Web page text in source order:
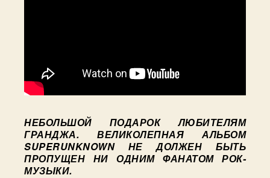
НЕБОЛЬШОЙ ПОДАРОК ЛЮБИТЕЛЯМ
ГРАНДЖА. ВЕЛИКОЛЕПНАЯ АЛЬБОМ
SUPERUNKNOWN НЕ ДОЛЖЕН БЫТЬ
ПРОПУЩЕН НИ ОДНИМ ФАНАТОМ РОК-
МУЗЫКИ.